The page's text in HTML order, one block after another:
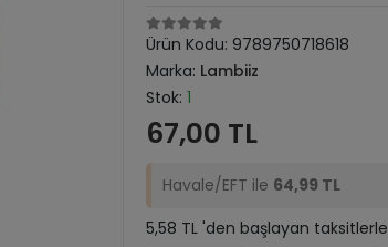
Ürün Kodu: 9789750718618
Marka: Lambiiz
Stok: 1
67,00 TL
Havale/EFT ile 64,99 TL
5,58 TL 'den başlayan taksitlerle